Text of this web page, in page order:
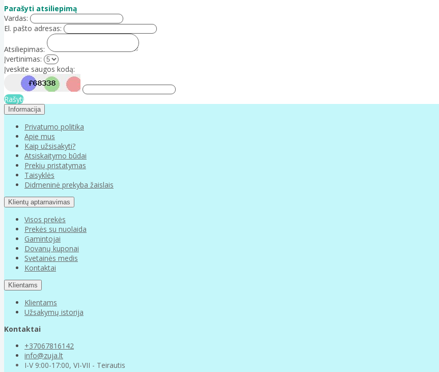
Parašyti atsiliepimą
Vardas:
El. pašto adresas:
Atsiliepimas:
Įvertinimas:
Įveskite saugos kodą:
Rašyti
Informacija
Privatumo politika
Apie mus
Kaip užsisakyti?
Atsiskaitymo būdai
Prekių pristatymas
Taisyklės
Didmeninė prekyba žaislais
Klientų aptarnavimas
Visos prekės
Prekės su nuolaida
Gamintojai
Dovanų kuponai
Svetainės medis
Kontaktai
Klientams
Klientams
Užsakymų istorija
Kontaktai
+37067816142
info@zuja.lt
I-V 9:00-17:00, VI-VII - Teirautis